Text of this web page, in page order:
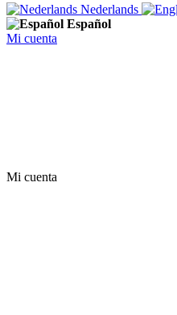
Nederlands
Español
Mi cuenta
Mi cuenta